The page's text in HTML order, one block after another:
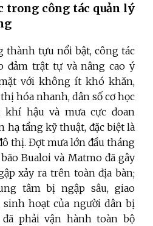
trong công tác quản lý
thành tựu nổi bật, công tác
đảm trật tự và nâng cao ý
với không ít khó khăn,
hóa nhanh, dân số cơ học
khí hậu và mưa cực đoan
hạ tầng kỹ thuật, đặc biệt là
thị. Đợt mưa lớn đầu tháng
Bualoi và Matmo đã gây
xảy ra trên toàn địa bàn;
tâm bị ngập sâu, giao
hoạt của người dân bị
phải vận hành toàn bộ